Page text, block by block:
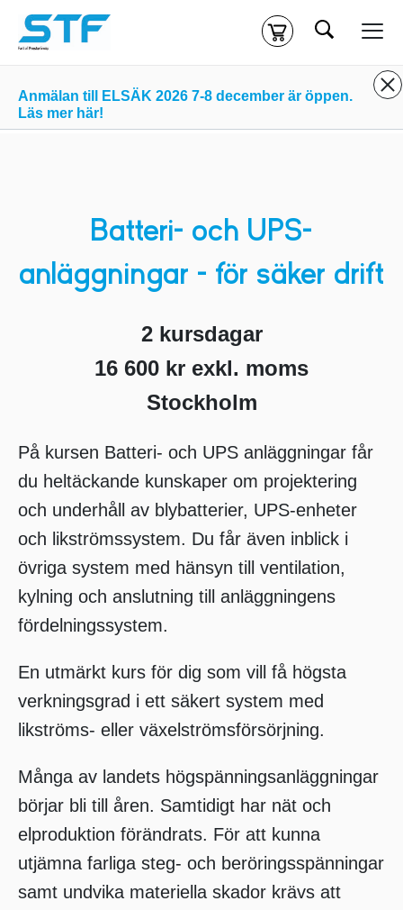
Kassa
Sök
Anmälan till ELSÄK 2026 7-8 december är öppen.
Läs mer här!
Batteri- och UPS-
anläggningar – för säker drift
2 kursdagar
16 600 kr exkl. moms
Stockholm
På kursen Batteri- och UPS anläggningar får
du heltäckande kunskaper om projektering
och underhåll av blybatterier, UPS-enheter
och likströmssystem. Du får även inblick i
övriga system med hänsyn till ventilation,
kylning och anslutning till anläggningens
fördelningssystem.
En utmärkt kurs för dig som vill få högsta
verkningsgrad i ett säkert system med
likströms- eller växelströmsförsörjning.
Många av landets högspänningsanläggningar
börjar bli till åren. Samtidigt har nät och
elproduktion förändrats. För att kunna
utjämna farliga steg- och beröringsspänningar
samt undvika materiella skador krävs att